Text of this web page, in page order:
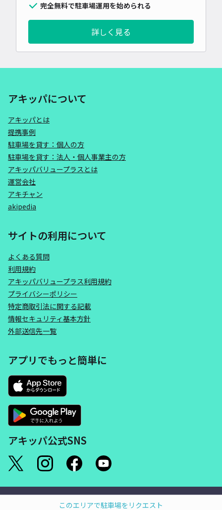
このエリアで駐車場をリクエスト
完全無料で駐車場運用を始められる
詳しく見る
アキッパについて
アキッパとは
提携事例
駐車場を貸す：個人の方
駐車場を貸す：法人・個人事業主の方
アキッパバリュープラスとは
運営会社
アキチャン
akipedia
サイトの利用について
よくある質問
利用規約
アキッパバリュープラス利用規約
プライバシーポリシー
特定商取引法に関する記載
情報セキュリティ基本方針
外部送信先一覧
アプリでもっと簡単に
アキッパ公式SNS
©akippa Inc. All Rights Reserved.